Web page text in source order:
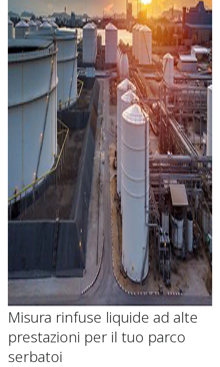
Misura rinfuse liquide ad alte
prestazioni per il tuo parco
serbatoi